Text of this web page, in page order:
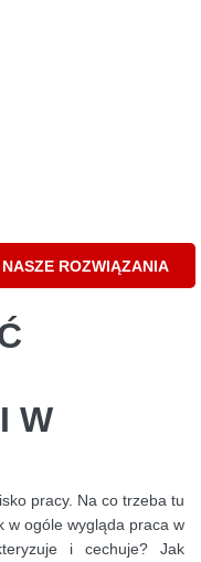
ROZWIĄZANIA
W
pracy. Na co trzeba tu
w ogóle wygląda praca w
i cechuje? Jak